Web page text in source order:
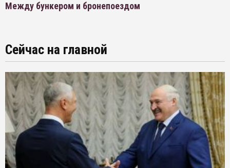
Между бункером и бронепоездом
Сейчас на главной